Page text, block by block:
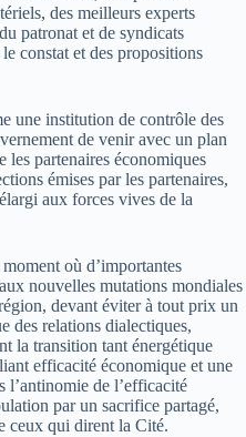
des meilleurs experts
patronat et de syndicats
constat et des propositions
une institution de contrôle des
de venir avec un plan
les partenaires économiques
émises par les partenaires,
aux forces vives de la
où d’importantes
nouvelles mutations mondiales
devant éviter à tout prix un
des relations dialectiques,
la transition tant énergétique
efficacité économique et une
l’antinomie de l’efficacité
par un sacrifice partagé,
ceux qui dirent la Cité.